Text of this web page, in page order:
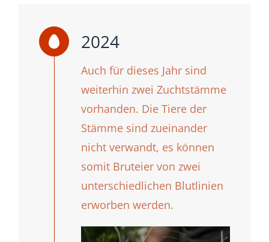
2024
Auch für dieses Jahr sind
weiterhin zwei Zuchtstämme
vorhanden. Die Tiere der
Stämme sind zueinander
nicht verwandt, es können
somit Bruteier von zwei
unterschiedlichen Blutlinien
erworben werden.